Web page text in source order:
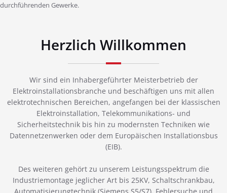
durchführenden Gewerke.
Herzlich Willkommen
Wir sind ein Inhabergeführter Meisterbetrieb der
Elektroinstallationsbranche und beschäftigen uns mit allen
elektrotechnischen Bereichen, angefangen bei der klassischen
Elektroinstallation, Telekommunikations- und
Sicherheitstechnik bis hin zu modernsten Techniken wie
Datennetzenwerken oder dem Europäischen Installationsbus
(EIB).
Des weiteren gehört zu unserem Leistungsspektrum die
Industriemontage jeglicher Art bis 25KV, Schaltschrankbau,